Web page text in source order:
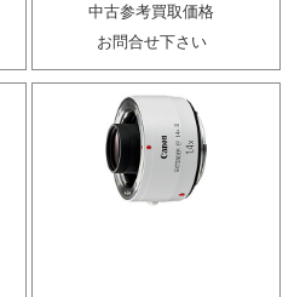
中古参考買取価格
お問合せ下さい